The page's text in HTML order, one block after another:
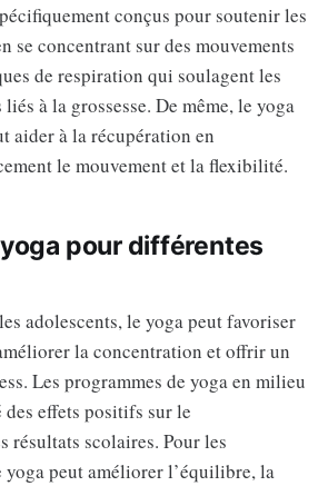
conçus pour soutenir les
se concentrant sur des mouvements
de respiration qui soulagent les
à la grossesse. De même, le yoga
aider à la récupération en
le mouvement et la flexibilité.
pour différentes
adolescents, le yoga peut favoriser
la concentration et offrir un
Les programmes de yoga en milieu
effets positifs sur le
résultats scolaires. Pour les
yoga peut améliorer l’équilibre, la